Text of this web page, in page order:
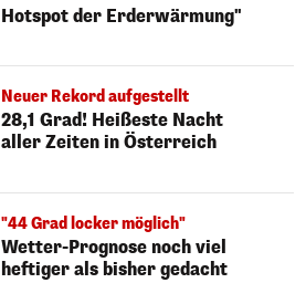
Hotspot der Erderwärmung"
Neuer Rekord aufgestellt
28,1 Grad! Heißeste Nacht
aller Zeiten in Österreich
"44 Grad locker möglich"
Wetter-Prognose noch viel
heftiger als bisher gedacht